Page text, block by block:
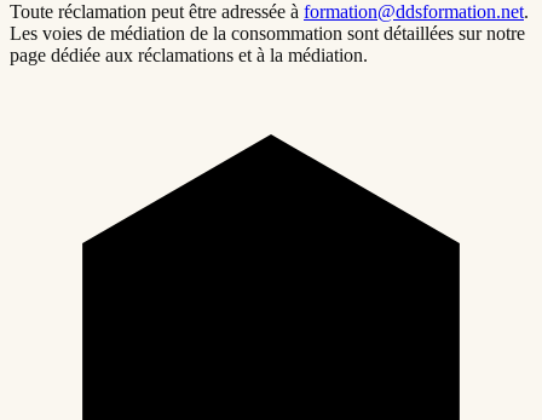
Toute réclamation peut être adressée à formation@ddsformation.net.
Les voies de médiation de la consommation sont détaillées sur notre
page dédiée aux réclamations et à la médiation.